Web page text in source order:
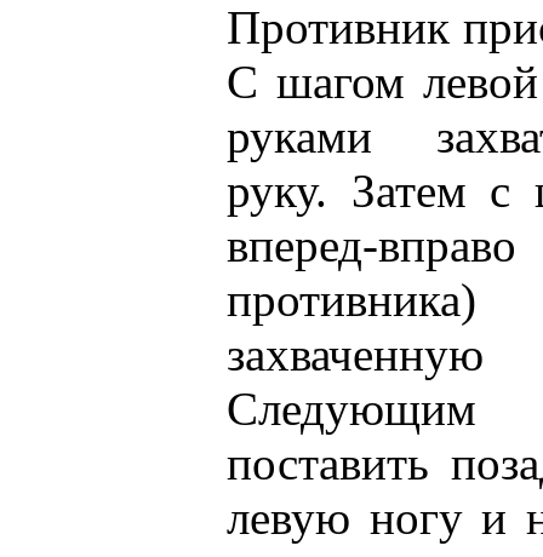
Противник
С шагом
руками
руку. Затем с
вперед-
Следующим
поставить
левую ногу и